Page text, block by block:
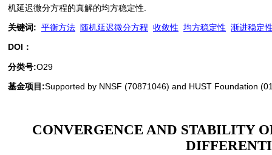
机延迟微分方程的真解的均方稳定性.
关键词: 平衡方法 随机延迟微分方程 收敛性 均方稳定性 渐进稳定
DOI：
分类号:O29
基金项目:Supported by NNSF (70871046) and HUST Foundation
CONVERGENCE AND STABILITY